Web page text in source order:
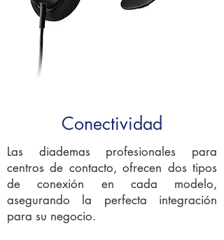
Conectividad
Las diademas profesionales para
centros de contacto, ofrecen dos tipos
de conexión en cada modelo,
asegurando la perfecta integración
para su negocio.